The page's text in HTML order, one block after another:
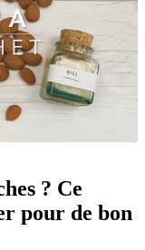
? Ce
pour de bon